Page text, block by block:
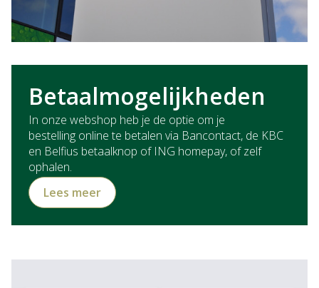
Betaalmogelijkheden
In onze webshop heb je de optie om je
bestelling online te betalen via Bancontact, de KBC
en Belfius betaalknop of ING homepay, of zelf
ophalen.
Lees meer